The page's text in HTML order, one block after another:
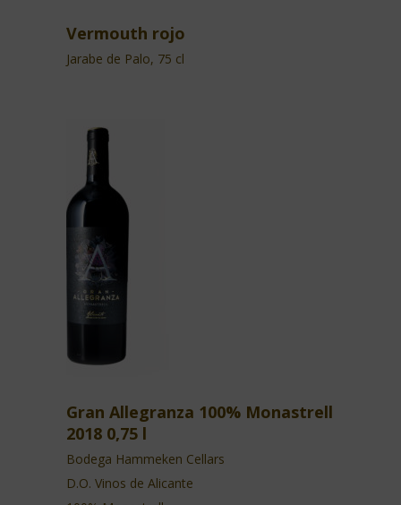
Vermouth rojo
Jarabe de Palo, 75 cl
Gran Allegranza 100% Monastrell
2018 0,75 l
Bodega Hammeken Cellars
D.O. Vinos de Alicante